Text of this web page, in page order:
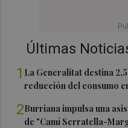
Últimas
1 La Generalitat destina
reducción del consumo
2Burriana impulsa una
de "Camí Serratella-